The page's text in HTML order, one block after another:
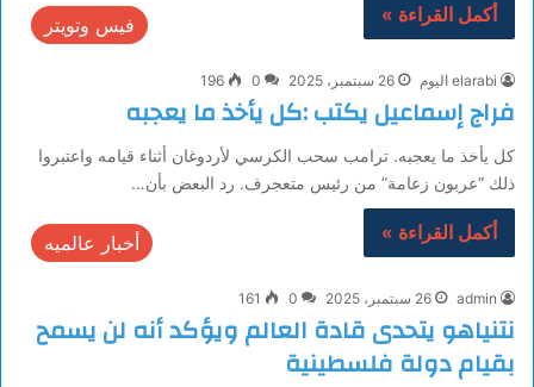
أكمل القراءة » فيس وتويتر
elarabi اليوم 26 سبتمبر، 2025 0
196
فراج إسماعيل يكتب :كل يأخذ ما يعجبه
كل يأخذ ما يعجبه. ترامب سحب الكرسي لأردوغان أثناء قيامه واعتبروا
ذلك “عربون زعامة” من رئيس متعجرف. رد البعض بأن…
أكمل القراءة » أخبار عالميه
admin 26 سبتمبر، 2025 0
161
نتنياهو يتحدى قادة العالم ويؤكد أنه لن يسمح
بقيام دولة فلسطينية